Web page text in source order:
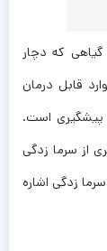
گیاهی که دچار
قابل درمان
پیشگیری است.
از سرما زدگی
زدگی اشاره